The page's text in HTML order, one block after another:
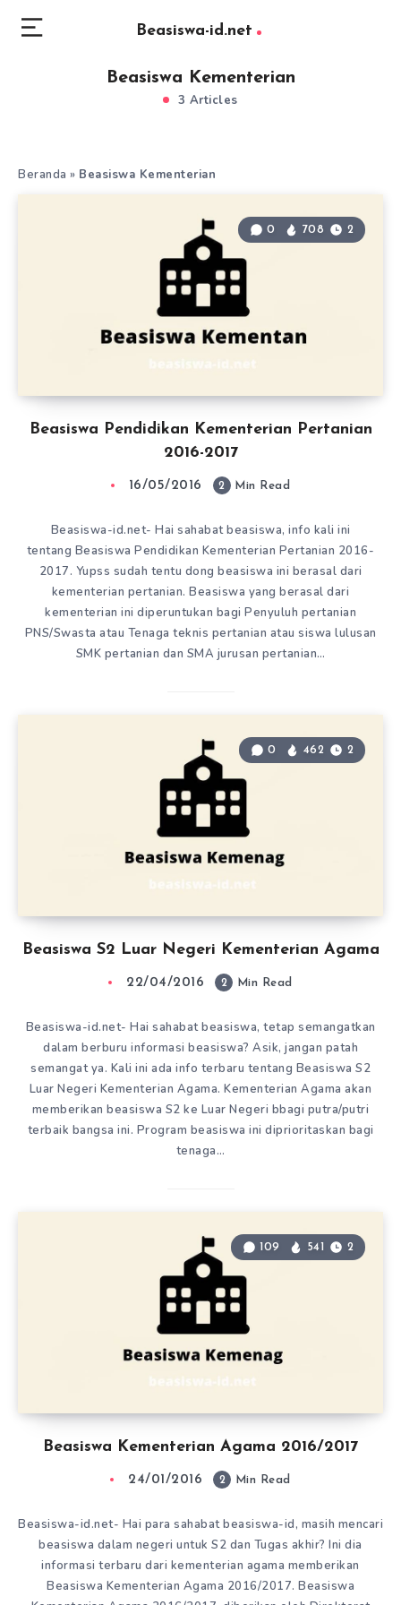
Beasiswa-id.net
Beasiswa Kementerian
3 Articles
Beranda » Beasiswa Kementerian
Beasiswa Pendidikan Kementerian Pertanian
2016-2017
0 708 2
16/05/2016 2 Min Read
Beasiswa-id.net- Hai sahabat beasiswa, info kali ini
tentang Beasiswa Pendidikan Kementerian Pertanian 2016-
2017. Yupss sudah tentu dong beasiswa ini berasal dari
kementerian pertanian. Beasiswa yang berasal dari
kementerian ini diperuntukan bagi Penyuluh pertanian
PNS/Swasta atau Tenaga teknis pertanian atau siswa lulusan
SMK pertanian dan SMA jurusan pertanian…
Beasiswa S2 Luar Negeri Kementerian Agama
0 462 2
22/04/2016 2 Min Read
Beasiswa-id.net- Hai sahabat beasiswa, tetap semangatkan
dalam berburu informasi beasiswa? Asik, jangan patah
semangat ya. Kali ini ada info terbaru tentang Beasiswa S2
Luar Negeri Kementerian Agama. Kementerian Agama akan
memberikan beasiswa S2 ke Luar Negeri bbagi putra/putri
terbaik bangsa ini. Program beasiswa ini diprioritaskan bagi
tenaga…
Beasiswa Kementerian Agama 2016/2017
109 541 2
24/01/2016 2 Min Read
Beasiswa-id.net- Hai para sahabat beasiswa-id, masih mencari
beasiswa dalam negeri untuk S2 dan Tugas akhir? Ini dia
informasi terbaru dari kementerian agama memberikan
Beasiswa Kementerian Agama 2016/2017. Beasiswa